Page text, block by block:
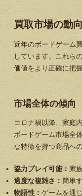
買取市場の動向
近年のボードゲーム
しています。これら
価値をより正確に把
市場全体の傾向
コロナ禍以降、家庭
ボードゲーム市場全
な特徴を持つ商品へ
協力プレイ可能： 家
適度な複雑さ： 簡単
物語性： ゲームを通